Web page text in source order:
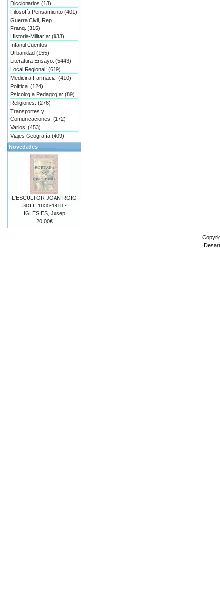
Diccionarios (13)
Filosofía Pensamiento (401)
Guerra Civil, Rep.
Franq. (315)
Historia-Militaría: (933)
Infantil Cuentos
Urbanidad (155)
Literatura Ensayo: (5443)
Local Regional: (619)
Medicina Farmacia: (410)
Política: (124)
Psicología Pedagogía: (89)
Religiones: (276)
Transportes y
Comunicaciones: (172)
Varios: (453)
Viajes Geografía (409)
Novedades
L'ESCULTOR JOAN ROIG
SOLE 1835-1918 -
IGLÉSIES, Josep
20,00€